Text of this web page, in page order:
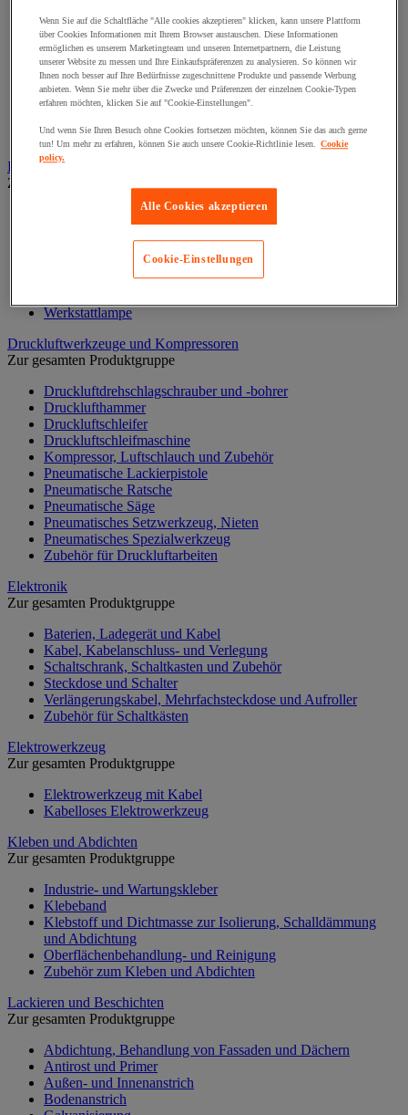
Spitzen, Nägel und Heftklammern
Stifte und Dübel
Tür-, Fenster- und Möbelgriff
Türbänder und-Türangeln
Unterlegscheiben
Verbindungsstück, Einlage, Feder und Gewindeeinsatz
Zubehör für Türen, Fenster und Tore
Beleuchtung
Zur gesamten Produktgruppe
Baustellenscheinwerfer
Innen- und Außenbeleuchtung
Werkstattlampe
Druckluftwerkzeuge und Kompressoren
Zur gesamten Produktgruppe
Druckluftdrehschlagschrauber und -bohrer
Drucklufthammer
Druckluftschleifer
Druckluftschleifmaschine
Kompressor, Luftschlauch und Zubehör
Pneumatische Lackierpistole
Pneumatische Ratsche
Pneumatische Säge
Pneumatisches Setzwerkzeug, Nieten
Pneumatisches Spezialwerkzeug
Zubehör für Druckluftarbeiten
Elektronik
Zur gesamten Produktgruppe
Baterien, Ladegerät und Kabel
Kabel, Kabelanschluss- und Verlegung
Schaltschrank, Schaltkasten und Zubehör
Steckdose und Schalter
Verlängerungskabel, Mehrfachsteckdose und Aufroller
Zubehör für Schaltkästen
Elektrowerkzeug
Zur gesamten Produktgruppe
Elektrowerkzeug mit Kabel
Kabelloses Elektrowerkzeug
Kleben und Abdichten
Zur gesamten Produktgruppe
Industrie- und Wartungskleber
Klebeband
Klebstoff und Dichtmasse zur Isolierung, Schalldämmung
und Abdichtung
Oberflächenbehandlung- und Reinigung
Zubehör zum Kleben und Abdichten
Lackieren und Beschichten
Zur gesamten Produktgruppe
Abdichtung, Behandlung von Fassaden und Dächern
Antirost und Primer
Außen- und Innenanstrich
Bodenanstrich
Wenn Sie auf die Schaltfläche "Alle cookies akzeptieren" klicken, kann unsere Plattform
über Cookies Informationen mit Ihrem Browser austauschen. Diese Informationen
ermöglichen es unserem Marketingteam und unseren Internetpartnern, die Leistung
unserer Website zu messen und Ihre Einkaufspräferenzen zu analysieren. So können wir
Ihnen noch besser auf Ihre Bedürfnisse zugeschnittene Produkte und passende Werbung
anbieten. Wenn Sie mehr über die Zwecke und Präferenzen der einzelnen Cookie-Typen
erfahren möchten, klicken Sie auf "Cookie-Einstellungen".
Und wenn Sie Ihren Besuch ohne Cookies fortsetzen möchten, können Sie das auch gerne
tun! Um mehr zu erfahren, können Sie auch unsere Cookie-Richtlinie lesen. Cookie
policy.
Alle Cookies akzeptieren
Cookie-Einstellungen